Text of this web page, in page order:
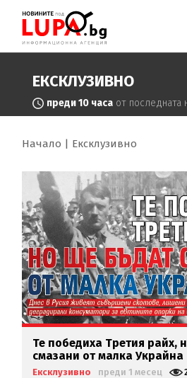
ЕКСКЛУЗИВНО
преди 10 часа от последната
Начало Ексклузивно
Те победиха Третия райх,
смазани от малка Украйна
Ексклузивно преди 1 месец